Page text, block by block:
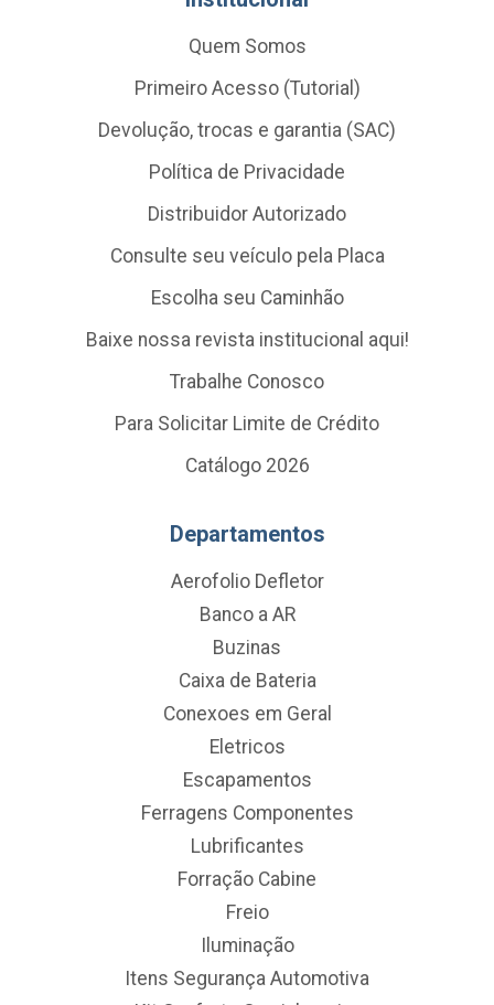
Quem Somos
Primeiro Acesso (Tutorial)
Devolução, trocas e garantia (SAC)
Política de Privacidade
Distribuidor Autorizado
Consulte seu veículo pela Placa
Escolha seu Caminhão
Baixe nossa revista institucional aqui!
Trabalhe Conosco
Para Solicitar Limite de Crédito
Catálogo 2026
Departamentos
Aerofolio Defletor
Banco a AR
Buzinas
Caixa de Bateria
Conexoes em Geral
Eletricos
Escapamentos
Ferragens Componentes
Lubrificantes
Forração Cabine
Freio
Iluminação
Itens Segurança Automotiva